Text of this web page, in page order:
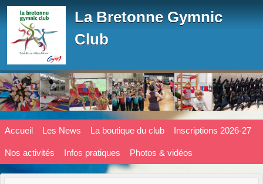
La Bretonne Gymnic
Club
Accueil Les News La boutique du club Inscriptions 2026-27
Nos activités Infos pratiques Photos & vidéos
Panneau de gestion des cookies